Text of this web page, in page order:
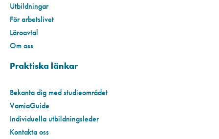
Utbildningar
För arbetslivet
Läroavtal
Om oss
Praktiska länkar
Bekanta dig med studieområdet
VamiaGuide
Individuella utbildningsleder
Kontakta oss